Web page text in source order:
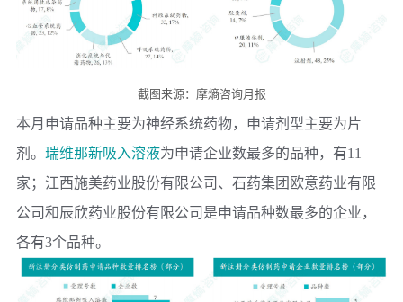
截图来源：摩熵咨询月报
本月申请品种主要为神经系统药物，申请剂型主要为片
剂。 瑞维那新吸入溶液为申请企业数最多的品种，有11
家； 江西施美药业股份有限公司 、 石药集团欧意药业有限
公司和辰欣药业股份有限公司 是申请品种数最多的企业，
各有3个品种。